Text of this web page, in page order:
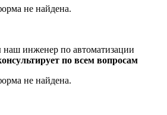
не найдена.
инженер по автоматизации
по всем вопросам
не найдена.